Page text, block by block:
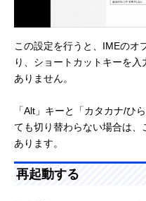
この設定を行うと、IMEのオ
り、ショートカットキーを
ありません。
「Alt」キーと「カタカナ/ひ
ても切り替わらない場合は
あります。
再起動する